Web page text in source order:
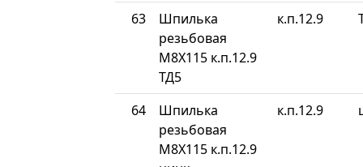
63
Шпилька
резьбовая
М8Х115 к.п.12.9
ТД5
к.п.12.9
64
Шпилька
резьбовая
М8Х115 к.п.12.9
к.п.12.9